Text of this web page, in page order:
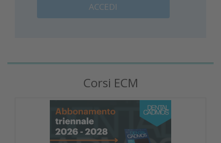
ACCEDI
Corsi ECM